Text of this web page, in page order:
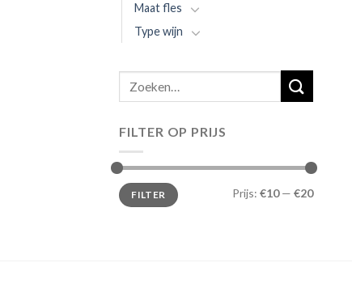
Maat fles
Type wijn
Zoeken
naar:
FILTER OP PRIJS
FILTER Prijs: €10— €20